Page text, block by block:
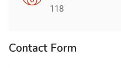
118
Contact Form